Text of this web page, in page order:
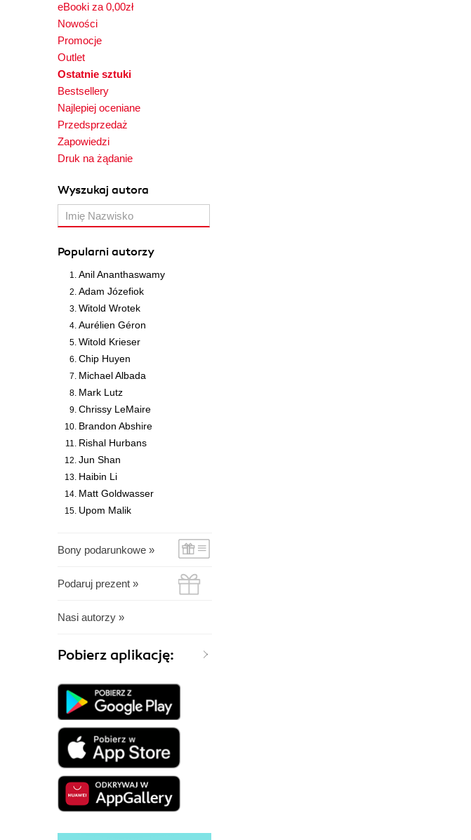
eBooki za 0,00zł
Nowości
Promocje
Outlet
Ostatnie sztuki
Bestsellery
Najlepiej oceniane
Przedsprzedaż
Zapowiedzi
Druk na żądanie
Wyszukaj autora
Popularni autorzy
Anil Ananthaswamy
Adam Józefiok
Witold Wrotek
Aurélien Géron
Witold Krieser
Chip Huyen
Michael Albada
Mark Lutz
Chrissy LeMaire
Brandon Abshire
Rishal Hurbans
Jun Shan
Haibin Li
Matt Goldwasser
Upom Malik
Bony podarunkowe »
Podaruj prezent »
Nasi autorzy »
Pobierz aplikację: